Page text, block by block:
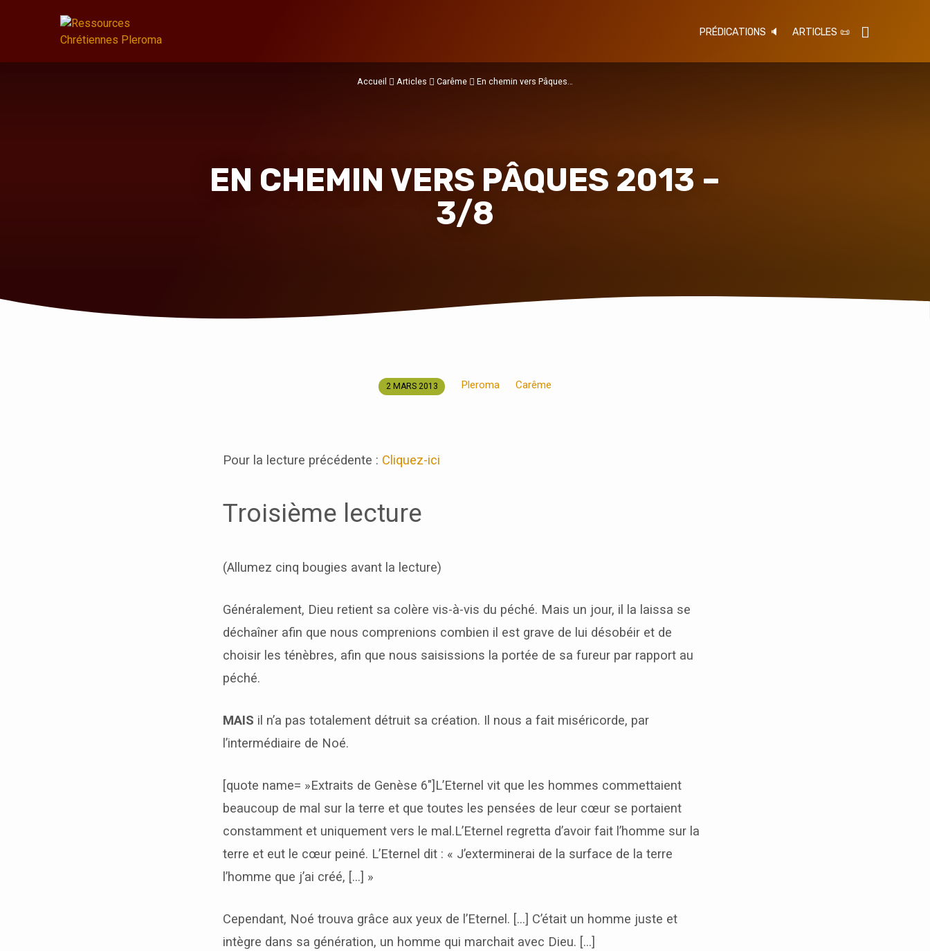
PRÉDICATIONS 🔈 ARTICLES 📜
EN CHEMIN VERS PÂQUES 2013 –
3/8
Accueil Articles Carême En chemin vers Pâques…
2 MARS 2013 Pleroma Carême
Pour la lecture précédente : Cliquez-ici
Troisième lecture
(Allumez cinq bougies avant la lecture)
Généralement, Dieu retient sa colère vis-à-vis du péché. Mais un jour, il la laissa se
déchaîner afin que nous comprenions combien il est grave de lui désobéir et de
choisir les ténèbres, afin que nous saisissions la portée de sa fureur par rapport au
péché.
MAIS il n’a pas totalement détruit sa création. Il nous a fait miséricorde, par
l’intermédiaire de Noé.
[quote name= »Extraits de Genèse 6″]L’Eternel vit que les hommes commettaient
beaucoup de mal sur la terre et que toutes les pensées de leur cœur se portaient
constamment et uniquement vers le mal.L’Eternel regretta d’avoir fait l’homme sur la
terre et eut le cœur peiné. L’Eternel dit : « J’exterminerai de la surface de la terre
l’homme que j’ai créé, […] »
Cependant, Noé trouva grâce aux yeux de l’Eternel. […] C’était un homme juste et
intègre dans sa génération, un homme qui marchait avec Dieu. […]